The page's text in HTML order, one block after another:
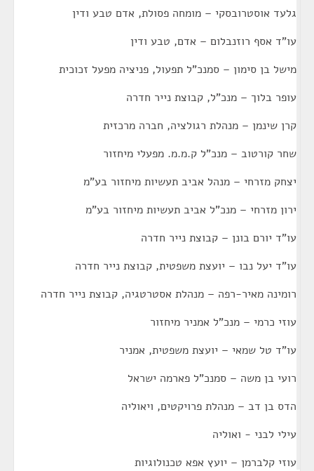
גלעד אוסטרובסקי – מומחה פסולת, אדם טבע ודין
עו"ד אסף רוזנבלום – אדם, טבע ודין
מישל בן סימון – סמנכ"ל תפעול, פניציה מפעל זכוכית
עופר בלוך – מנכ"ל, קבוצת נייר חדרה
קרן שינמן – מנהלת רגולציה, חברה מרכזית
שחר קורטוב – מנכ"ל ק.מ.מ. מפעלי מיחזור
יצחק מזרחי – מנהל אביב תעשיות מיחזור בע"מ
ירון מזרחי – מנכ"ל אביב תעשיות מיחזור בע"מ
עו"ד יורם בונן – קבוצת נייר חדרה
עו"ד יעל נבו – יועצת משפטית, קבוצת נייר חדרה
רומינה מאיר-רפה – מנהלת אסטרטגיה, קבוצת נייר חדרה
עוזי כרמי – מנכ"ל אמניר מיחזור
עו"ד טל שמאי – יועצת משפטית, אמניר
רועי בן משה – סמנכ"ל פארמה ישראל
הדס בן דב – מנהלת פרויקטים, ויאוליה
עילי לבני - ואוליה
עוזי קלברמן – יועץ אפא טכנולוגיות